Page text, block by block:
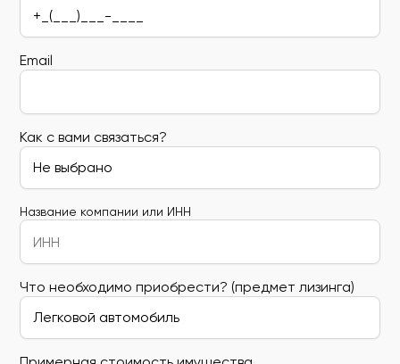
Email
Как с вами связаться?
Название компании или ИНН
Что необходимо приобрести? (предмет лизинга)